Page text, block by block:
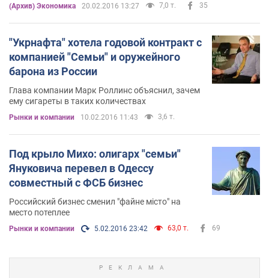
(Архив) Экономика 20.02.2016 13:27 7,0 т. 35
"Укрнафта" хотела годовой контракт с
компанией "Семьи" и оружейного
барона из России
Глава компании Марк Роллинс объяснил, зачем
ему сигареты в таких количествах
Рынки и компании 10.02.2016 11:43 3,6 т.
Под крыло Михо: олигарх "семьи"
Януковича перевел в Одессу
совместный с ФСБ бизнес
Российский бизнес сменил "файне місто" на
место потеплее
Рынки и компании 5.02.2016 23:42 63,0 т. 69